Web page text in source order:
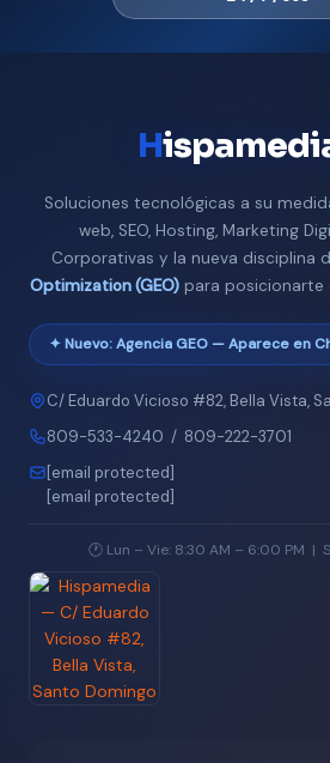
H
Soluciones tecnológicas a su
web, SEO, Hosting, Marketing
Corporativas y la nueva disciplina
Optimization (GEO)para posicionarte
✦ Nuevo: Agencia GEO — Aparece en
C/ Eduardo Vicioso #82, Bella Vista,
809-533-4240 / 809-222-3701
[email protected]
[email protected]
🕐 Lun – Vie: 8:30 AM – 6:00 PM |